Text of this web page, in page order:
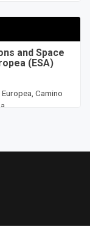
and Space
(ESA)
Camino